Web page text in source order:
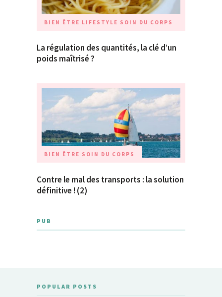
BIEN ÊTRE LIFESTYLE SOIN DU CORPS
La régulation des quantités, la clé d’un
poids maîtrisé ?
BIEN ÊTRE SOIN DU CORPS
Contre le mal des transports : la solution
définitive ! (2)
PUB
POPULAR POSTS